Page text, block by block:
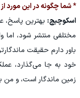
* شما چگونه در این مورد
اسکوچیچ: بهترین پاسخ،
مختلفی منتشر شود،
باور دارم حقیقت
خود به جا می‌گذارد،
زمین ماندگار است، و من